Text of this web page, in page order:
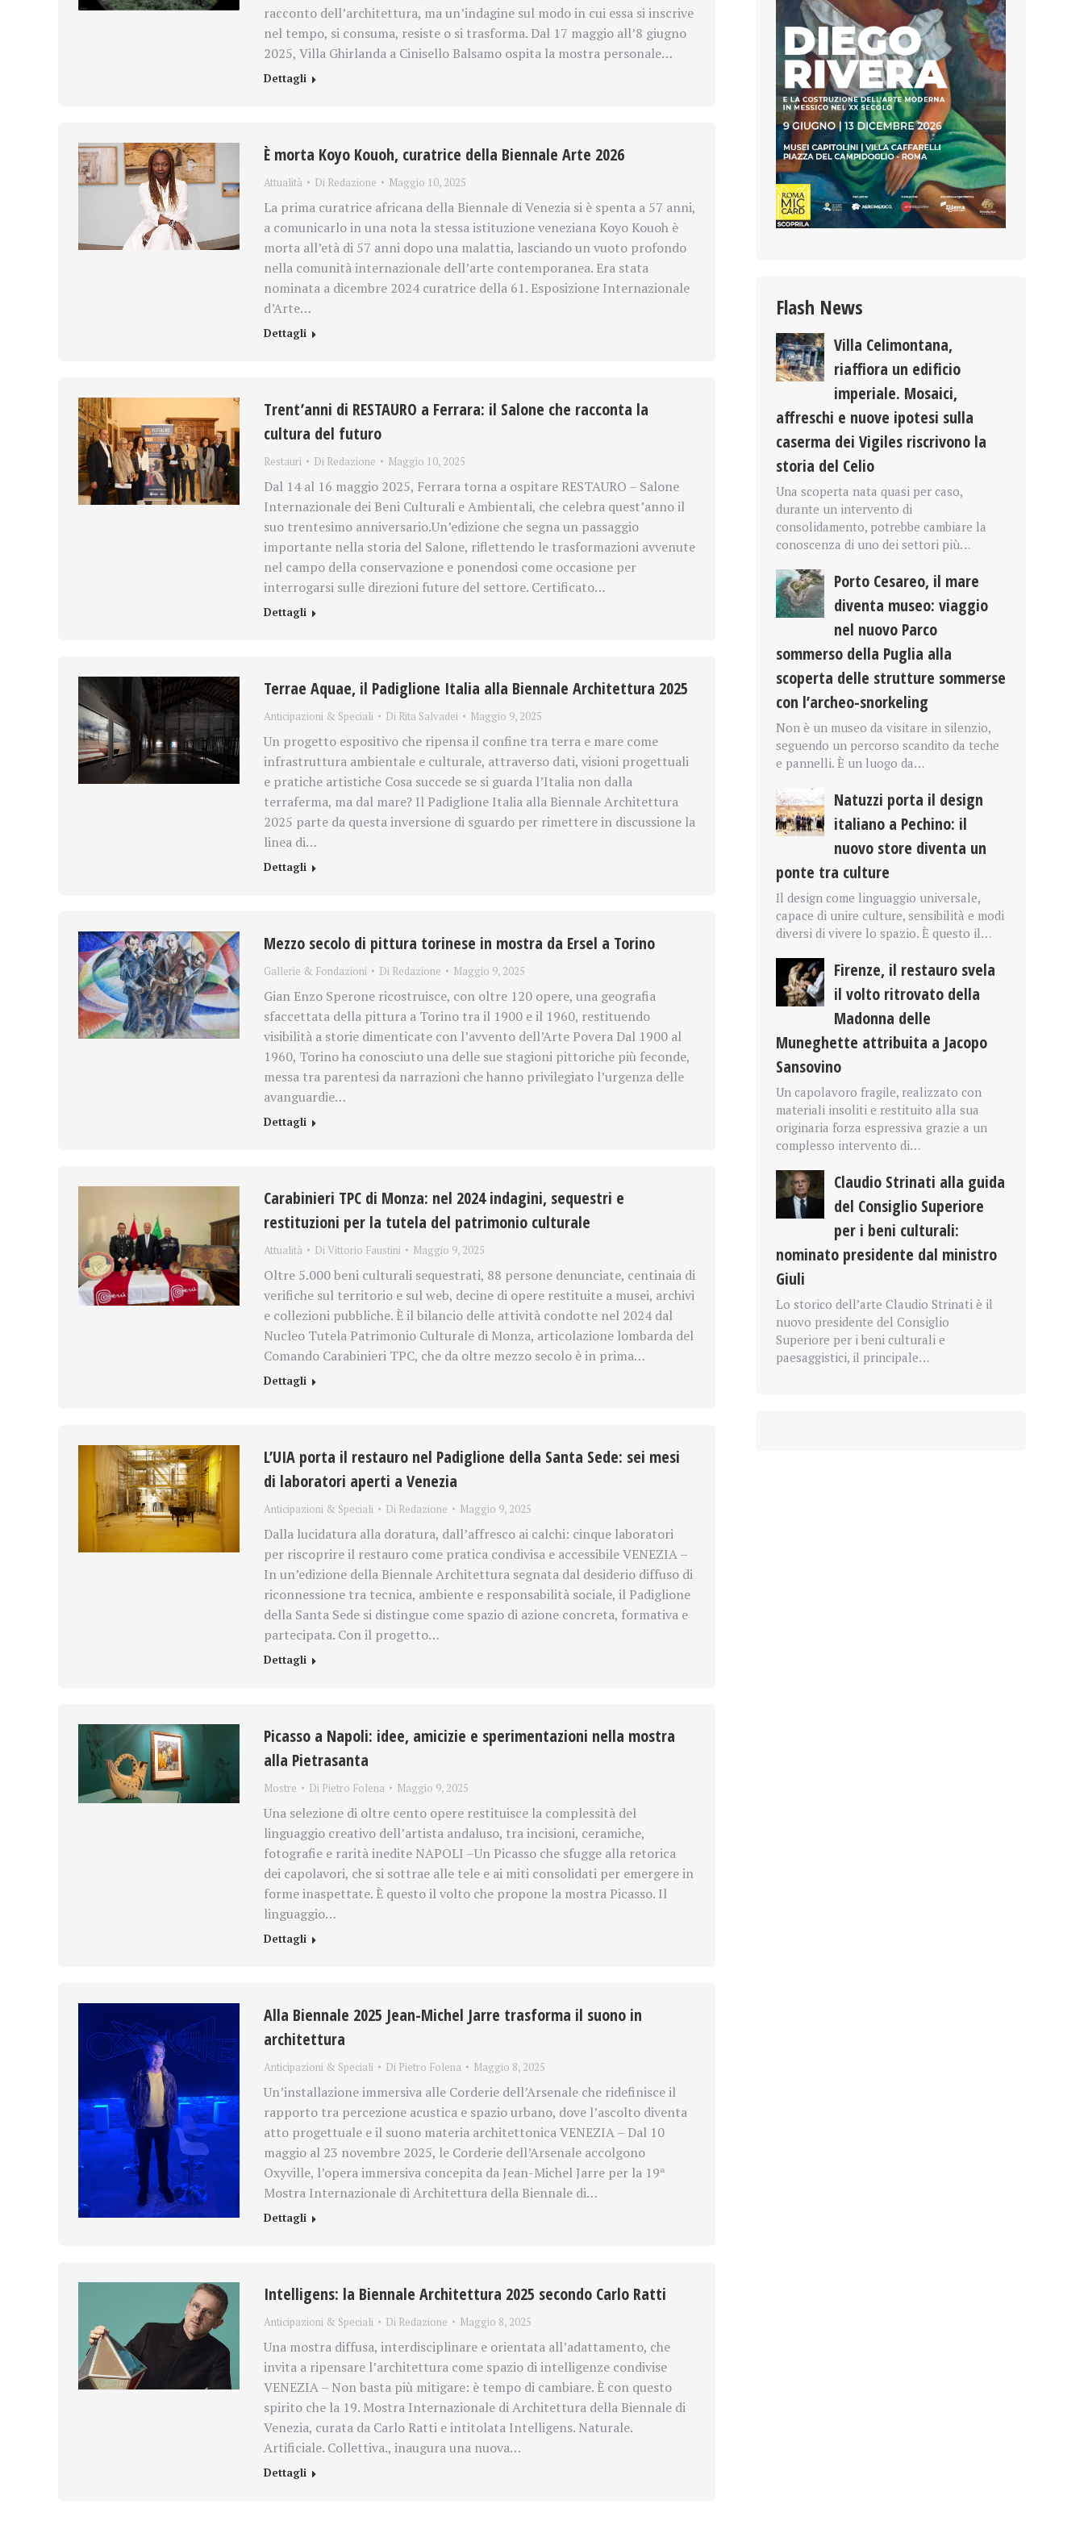
racconto dell’architettura, ma un’indagine sul modo in cui essa si inscrive
nel tempo, si consuma, resiste o si trasforma. Dal 17 maggio all’8 giugno
2025, Villa Ghirlanda a Cinisello Balsamo ospita la mostra personale…
Dettagli
È morta Koyo Kouoh, curatrice della Biennale Arte 2026
Attualità Di Redazione Maggio 10, 2025
La prima curatrice africana della Biennale di Venezia si è spenta a 57 anni,
a comunicarlo in una nota la stessa istituzione veneziana Koyo Kouoh è
morta all’età di 57 anni dopo una malattia, lasciando un vuoto profondo
nella comunità internazionale dell’arte contemporanea. Era stata
nominata a dicembre 2024 curatrice della 61. Esposizione Internazionale
d’Arte…
Dettagli
Trent’anni di RESTAURO a Ferrara: il Salone che racconta la
cultura del futuro
Restauri Di Redazione Maggio 10, 2025
Dal 14 al 16 maggio 2025, Ferrara torna a ospitare RESTAURO – Salone
Internazionale dei Beni Culturali e Ambientali, che celebra quest’anno il
suo trentesimo anniversario.Un’edizione che segna un passaggio
importante nella storia del Salone, riflettendo le trasformazioni avvenute
nel campo della conservazione e ponendosi come occasione per
interrogarsi sulle direzioni future del settore. Certificato…
Dettagli
Terrae Aquae, il Padiglione Italia alla Biennale Architettura 2025
Anticipazioni & Speciali Di Rita Salvadei Maggio 9, 2025
Un progetto espositivo che ripensa il confine tra terra e mare come
infrastruttura ambientale e culturale, attraverso dati, visioni progettuali
e pratiche artistiche Cosa succede se si guarda l’Italia non dalla
terraferma, ma dal mare? Il Padiglione Italia alla Biennale Architettura
2025 parte da questa inversione di sguardo per rimettere in discussione la
linea di…
Dettagli
Mezzo secolo di pittura torinese in mostra da Ersel a Torino
Gallerie & Fondazioni Di Redazione Maggio 9, 2025
Gian Enzo Sperone ricostruisce, con oltre 120 opere, una geografia
sfaccettata della pittura a Torino tra il 1900 e il 1960, restituendo
visibilità a storie dimenticate con l’avvento dell’Arte Povera Dal 1900 al
1960, Torino ha conosciuto una delle sue stagioni pittoriche più feconde,
messa tra parentesi da narrazioni che hanno privilegiato l’urgenza delle
avanguardie…
Dettagli
Carabinieri TPC di Monza: nel 2024 indagini, sequestri e
restituzioni per la tutela del patrimonio culturale
Attualità Di Vittorio Faustini Maggio 9, 2025
Oltre 5.000 beni culturali sequestrati, 88 persone denunciate, centinaia di
verifiche sul territorio e sul web, decine di opere restituite a musei, archivi
e collezioni pubbliche. È il bilancio delle attività condotte nel 2024 dal
Nucleo Tutela Patrimonio Culturale di Monza, articolazione lombarda del
Comando Carabinieri TPC, che da oltre mezzo secolo è in prima…
Dettagli
L’UIA porta il restauro nel Padiglione della Santa Sede: sei mesi
di laboratori aperti a Venezia
Anticipazioni & Speciali Di Redazione Maggio 9, 2025
Dalla lucidatura alla doratura, dall’affresco ai calchi: cinque laboratori
per riscoprire il restauro come pratica condivisa e accessibile VENEZIA –
In un’edizione della Biennale Architettura segnata dal desiderio diffuso di
riconnessione tra tecnica, ambiente e responsabilità sociale, il Padiglione
della Santa Sede si distingue come spazio di azione concreta, formativa e
partecipata. Con il progetto…
Dettagli
Picasso a Napoli: idee, amicizie e sperimentazioni nella mostra
alla Pietrasanta
Mostre Di Pietro Folena Maggio 9, 2025
Una selezione di oltre cento opere restituisce la complessità del
linguaggio creativo dell’artista andaluso, tra incisioni, ceramiche,
fotografie e rarità inedite NAPOLI –Un Picasso che sfugge alla retorica
dei capolavori, che si sottrae alle tele e ai miti consolidati per emergere in
forme inaspettate. È questo il volto che propone la mostra Picasso. Il
linguaggio…
Dettagli
Alla Biennale 2025 Jean-Michel Jarre trasforma il suono in
architettura
Anticipazioni & Speciali Di Pietro Folena Maggio 8, 2025
Un’installazione immersiva alle Corderie dell’Arsenale che ridefinisce il
rapporto tra percezione acustica e spazio urbano, dove l’ascolto diventa
atto progettuale e il suono materia architettonica VENEZIA – Dal 10
maggio al 23 novembre 2025, le Corderie dell’Arsenale accolgono
Oxyville, l’opera immersiva concepita da Jean-Michel Jarre per la 19ª
Mostra Internazionale di Architettura della Biennale di…
Dettagli
Intelligens: la Biennale Architettura 2025 secondo Carlo Ratti
Anticipazioni & Speciali Di Redazione Maggio 8, 2025
Una mostra diffusa, interdisciplinare e orientata all’adattamento, che
invita a ripensare l’architettura come spazio di intelligenze condivise
VENEZIA – Non basta più mitigare: è tempo di cambiare. È con questo
spirito che la 19. Mostra Internazionale di Architettura della Biennale di
Venezia, curata da Carlo Ratti e intitolata Intelligens. Naturale.
Artificiale. Collettiva., inaugura una nuova…
Dettagli
Flash News
Villa Celimontana,
riaffiora un edificio
imperiale. Mosaici,
affreschi e nuove ipotesi sulla
caserma dei Vigiles riscrivono la
storia del Celio
Una scoperta nata quasi per caso,
durante un intervento di
consolidamento, potrebbe cambiare la
conoscenza di uno dei settori più…
Porto Cesareo, il mare
diventa museo: viaggio
nel nuovo Parco
sommerso della Puglia alla
scoperta delle strutture sommerse
con l’archeo-snorkeling
Non è un museo da visitare in silenzio,
seguendo un percorso scandito da teche
e pannelli. È un luogo da…
Natuzzi porta il design
italiano a Pechino: il
nuovo store diventa un
ponte tra culture
Il design come linguaggio universale,
capace di unire culture, sensibilità e modi
diversi di vivere lo spazio. È questo il…
Firenze, il restauro svela
il volto ritrovato della
Madonna delle
Muneghette attribuita a Jacopo
Sansovino
Un capolavoro fragile, realizzato con
materiali insoliti e restituito alla sua
originaria forza espressiva grazie a un
complesso intervento di…
Claudio Strinati alla guida
del Consiglio Superiore
per i beni culturali:
nominato presidente dal ministro
Giuli
Lo storico dell’arte Claudio Strinati è il
nuovo presidente del Consiglio
Superiore per i beni culturali e
paesaggistici, il principale…